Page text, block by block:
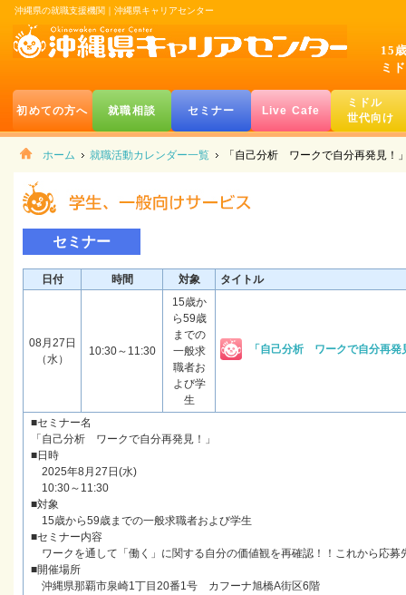
沖縄県の就職支援機関｜沖縄県キャリアセンター
15
ミ
初めての方へ 就職相談 セミナー Live Cafe
ミドル
世代向け
ホーム 就職活動カレンダー一覧 「自己分析 ワークで自分再発見！
セミナー
日付 時間 対象 タイトル
08月27日
（水）
10:30～11:30
15歳か
ら59歳
までの
一般求
職者お
よび学
生
「自己分析 ワークで自分再発
■セミナー名
「自己分析 ワークで自分再発見！」
■日時
2025年8月27日(水)
10:30～11:30
■対象
15歳から59歳までの一般求職者および学生
■セミナー内容
ワークを通して「働く」に関する自分の価値観を再確認！！これから応募
■開催場所
沖縄県那覇市泉崎1丁目20番1号 カフーナ旭橋A街区6階